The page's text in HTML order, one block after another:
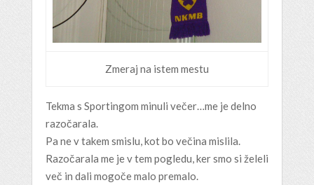
Zmeraj na istem mestu
Tekma s Sportingom minuli večer…me je delno
razočarala.
Pa ne v takem smislu, kot bo večina mislila.
Razočarala me je v tem pogledu, ker smo si želeli
več in dali mogoče malo premalo.